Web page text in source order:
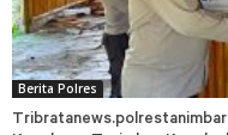
Berita Polres